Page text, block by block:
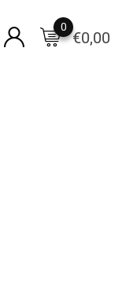
€0,00
0